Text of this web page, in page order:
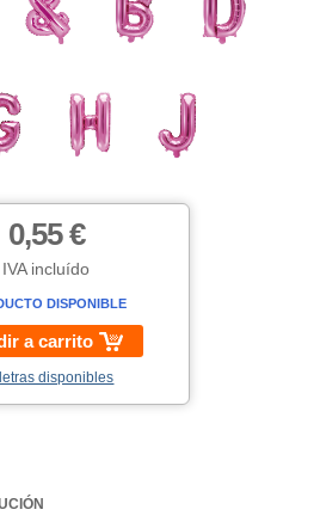
0,55 €
IVA incluído
DISPONIBLE
a carrito
disponibles